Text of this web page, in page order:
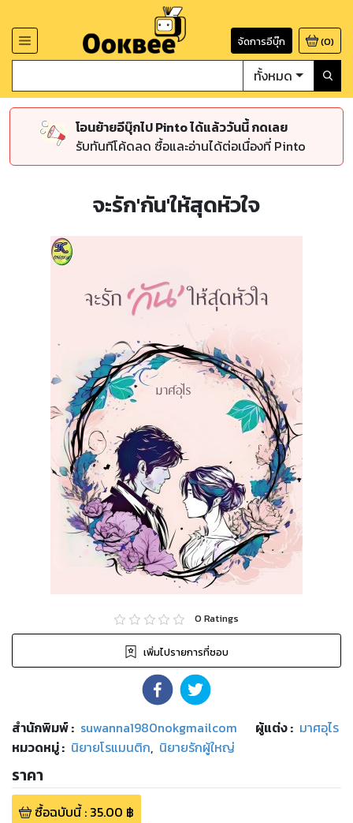
จัดการอีบุ๊ก (0)
ทั้งหมด
โอนย้ายอีบุ๊กไป Pinto ได้แล้ววันนี้ กดเลย
รับทันทีโค้ดลด ซื้อและอ่านได้ต่อเนื่องที่ Pinto
จะรัก'กัน'ให้สุดหัวใจ
0 Ratings
เพิ่มไปรายการที่ชอบ
สำนักพิมพ์: suwanna1980nokgmailcom ผู้แต่ง : มาศอุไร
หมวดหมู่: นิยายโรแมนติก, นิยายรักผู้ใหญ่
ราคา
ซื้อฉบับนี้: 35.00 ฿